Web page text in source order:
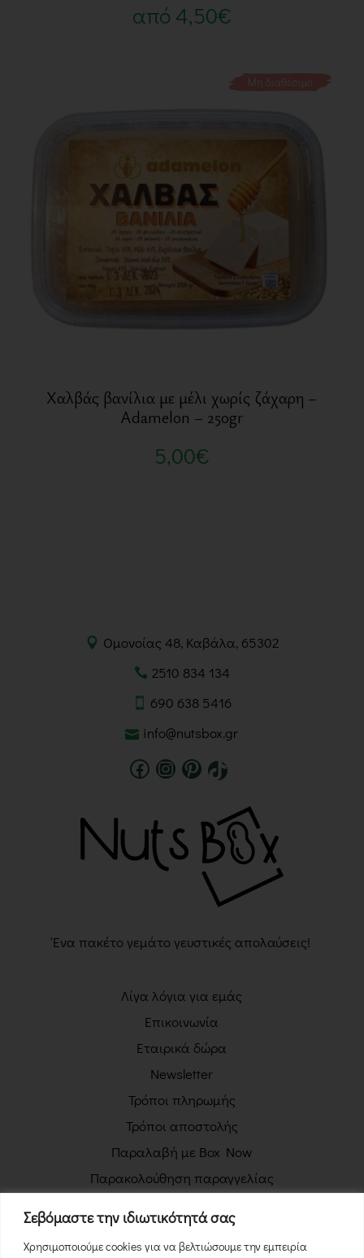
Σεβόμαστε την ιδιωτικότητά σας
Χρησιμοποιούμε cookies για να βελτιώσουμε την εμπειρία
από 4,50€
Μη διαθέσιμο
Χαλβάς βανίλια με μέλι χωρίς ζάχαρη –
Adamelon – 250gr
5,00€
Ομονοίας 48, Καβάλα, 65302
2510 834 134
690 638 5416
info@nutsbox.gr
Ένα πακέτο γεμάτο γευστικές απολαύσεις!
Λίγα λόγια για εμάς
Επικοινωνία
Εταιρικά δώρα
Newsletter
Τρόποι πληρωμής
Τρόποι αποστολής
Παραλαβή με Box Now
Παρακολούθηση παραγγελίας
Όροι χρήσης